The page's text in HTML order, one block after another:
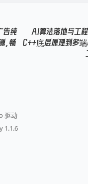
告纯
，畅
AI算法落地与工
C++底层原理到多
驱动
1.1.6